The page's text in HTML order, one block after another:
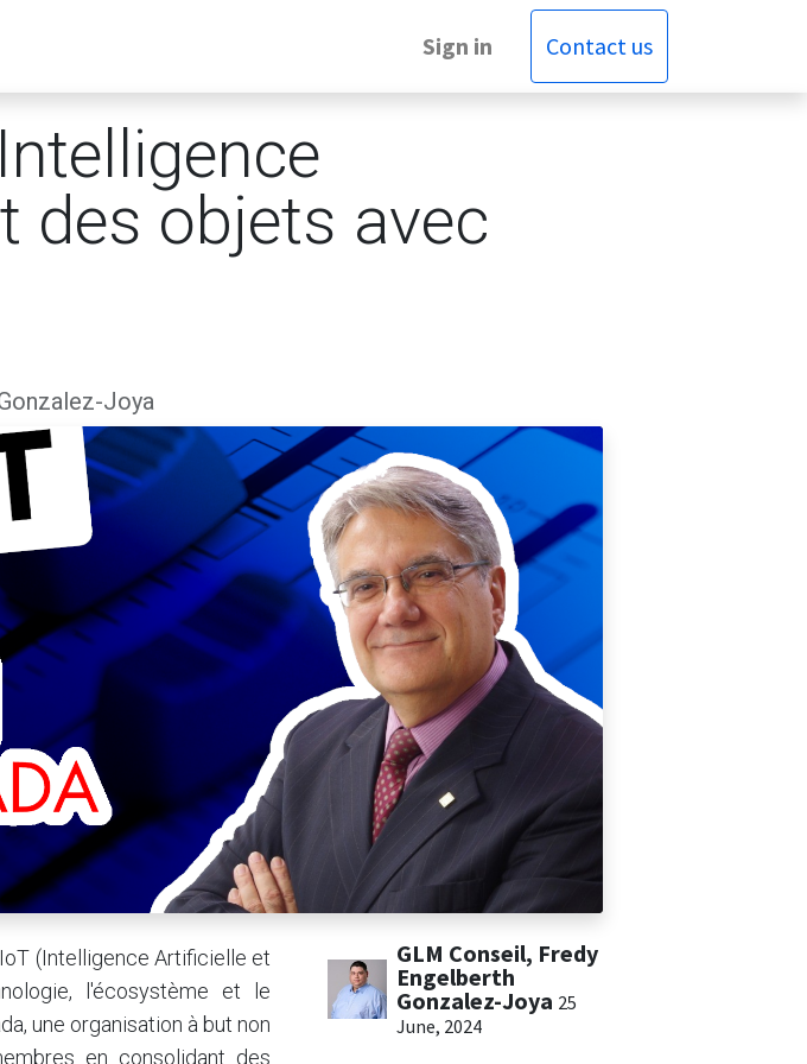
Sign in Contact us
des objets avec
Joya
(Intelligence Artificielle et
l'écosystème et le
une organisation à but non
en consolidant des
GLM Conseil, Fredy
Engelberth
Gonzalez-Joya 25
June, 2024